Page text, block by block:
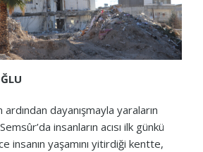
dayanışmayla yaraların
Semsûr’da insanların acısı ilk günkü
insanın yaşamını yitirdiği kentte,